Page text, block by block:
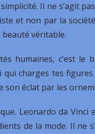
Il ne s’agit
et non par la
beauté véritable.
humaines, c’est
charges tes
son éclat par les
Leonardo da
de la mode. Il ne